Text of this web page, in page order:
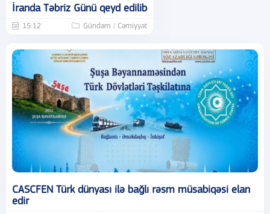
İranda Təbriz Günü qeyd edilib
15:12 Gündəm / Cəmiyyət
CASCFEN Türk dünyası ilə bağlı rəsm müsabiqəsi elan
edir